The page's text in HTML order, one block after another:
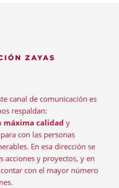
canal de comunicación es
respaldan:
máxima calidad y
con las personas
En esa dirección se
acciones y proyectos, y en
con el mayor número